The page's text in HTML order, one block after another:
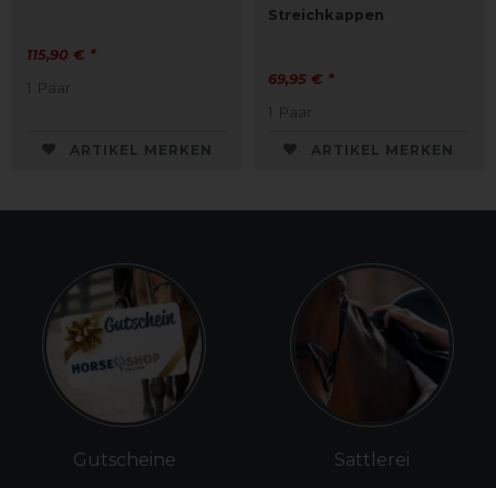
115,90 € *
1 Paar
ARTIKEL MERKEN
Streichkappen
69,95 € *
1 Paar
ARTIKEL MERKEN
Gutscheine Sattlerei